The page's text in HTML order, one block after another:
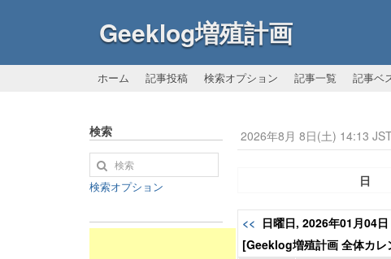
Geeklog増殖計画
ホーム 記事投稿 検索オプション 記事一覧 記事ベ
2026年8月 8日(土) 14:13
日
<< 日曜日, 2026年01月04日
[Geeklog増殖計画 全体カレ
検索
検索オプション